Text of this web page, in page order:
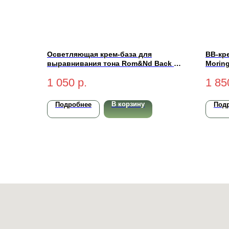
Осветляющая крем-база для
выравнивания тона Rom&Nd Back Me
1 050 р.
Подробнее В корзину
BB-
1